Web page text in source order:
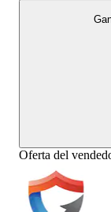
Oferta del